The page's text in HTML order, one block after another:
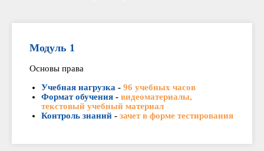
Модуль 1
Основы права
Учебная нагрузка - 96 учебных часов
Формат обучения - видеоматериалы,
текстовый учебный материал
Контроль знаний - зачет в форме тестирования